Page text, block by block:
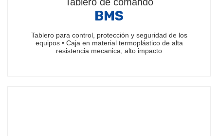
BMS
Tablero para control, protección y seguridad de los
equipos • Caja en material termoplástico de alta
resistencia mecanica, alto impacto